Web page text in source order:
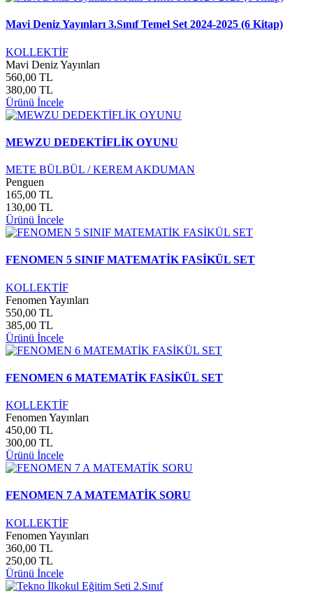
Mavi Deniz Yayınları 3.Sınıf Temel Set 2024-2025 (6 Kitap)
KOLLEKTİF
Mavi Deniz Yayınları
560,00 TL
380,00 TL
Ürünü İncele
MEWZU DEDEKTİFLİK OYUNU
METE BÜLBÜL / KEREM AKDUMAN
Penguen
165,00 TL
130,00 TL
Ürünü İncele
FENOMEN 5 SINIF MATEMATİK FASİKÜL SET
KOLLEKTİF
Fenomen Yayınları
550,00 TL
385,00 TL
Ürünü İncele
FENOMEN 6 MATEMATİK FASİKÜL SET
KOLLEKTİF
Fenomen Yayınları
450,00 TL
300,00 TL
Ürünü İncele
FENOMEN 7 A MATEMATİK SORU
KOLLEKTİF
Fenomen Yayınları
360,00 TL
250,00 TL
Ürünü İncele